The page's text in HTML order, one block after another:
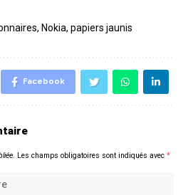
, Nokia, papiers jaunis
Facebook
Les champs obligatoires sont indiqués avec *